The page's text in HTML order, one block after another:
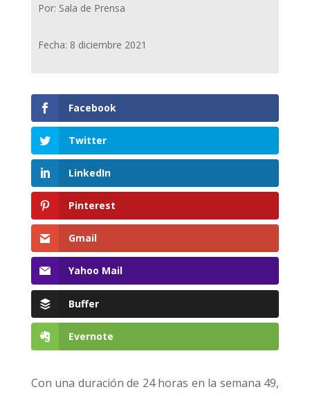
Por: Sala de Prensa
Fecha: 8 diciembre 2021
Facebook
Twitter
LinkedIn
Pinterest
Gmail
Yahoo Mail
Buffer
Evernote
Con una duración de 24 horas en la semana 49,